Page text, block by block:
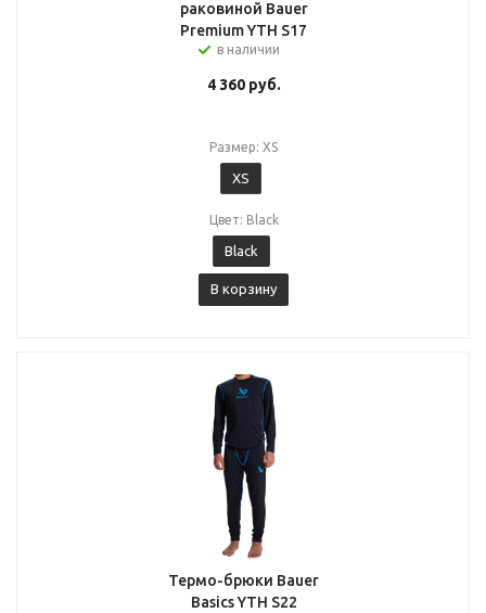
раковиной Bauer
Premium YTH S17
в наличии
4 360руб.
Размер: XS
XS
Цвет: Black
Black
В корзину
Термо-брюки Bauer
Basics YTH S22